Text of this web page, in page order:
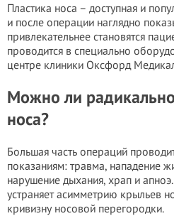
Пластика носа – доступная и
и после операции наглядно
привлекательнее становятся
проводится в специально
центре клиники Оксфорд
Можно ли
носа?
Большая часть операций
показаниям: травма, нападение
нарушение дыхания, храп и
устраняет асимметрию крыльев
кривизну носовой перегородки.